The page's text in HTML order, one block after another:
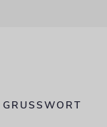
GRUSSWORT